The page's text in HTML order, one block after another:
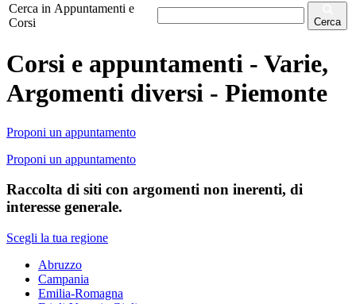
Cerca in Appuntamenti e
Corsi
Cerca
Corsi e appuntamenti - Varie,
Argomenti diversi - Piemonte
Proponi un appuntamento
Proponi un appuntamento
Raccolta di siti con argomenti non inerenti, di
interesse generale.
Scegli la tua regione
Abruzzo
Campania
Emilia-Romagna